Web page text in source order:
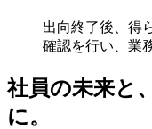
出向終了後、得
確認を行い、業
社員の未来と
に。